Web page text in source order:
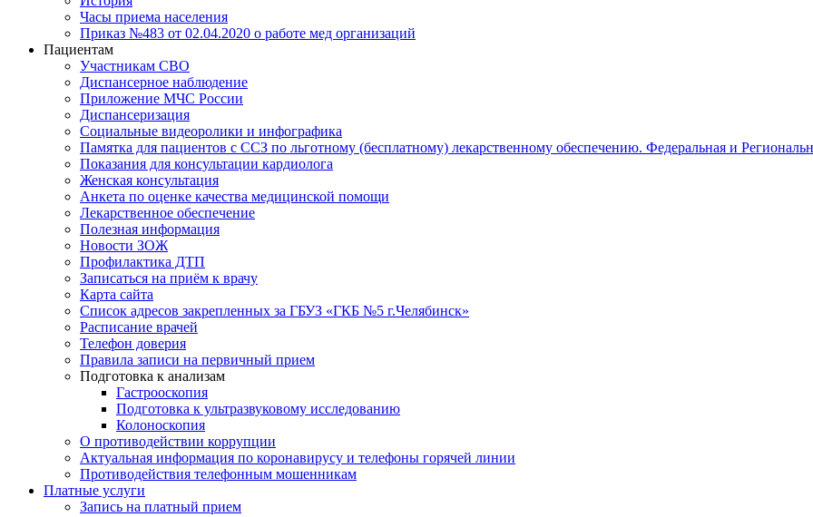
Часы приема населения
Приказ №483 от 02.04.2020 о работе мед организаций
Пациентам
Участникам СВО
Диспансерное наблюдение
Приложение МЧС России
Диспансеризация
Социальные видеоролики и инфографика
Памятка для пациентов с ССЗ по льготному (бесплатному) лекарственному обеспечению. Федеральная и
Показания для консультации кардиолога
Женская консультация
Анкета по оценке качества медицинской помощи
Лекарственное обеспечение
Полезная информация
Новости ЗОЖ
Профилактика ДТП
Записаться на приём к врачу
Карта сайта
Список адресов закрепленных за ГБУЗ «ГКБ №5 г.Челябинск»
Расписание врачей
Телефон доверия
Правила записи на первичный прием
Подготовка к анализам
Гастрооскопия
Подготовка к ультразвуковому исследованию
Колоноскопия
О противодействии коррупции
Актуальная информация по коронавирусу и телефоны горячей линии
Противодействия телефонным мошенникам
Платные услуги
Запись на платный прием